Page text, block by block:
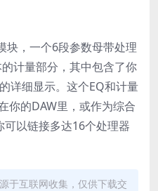
块，一个6段参数母带处理
计量部分，其中包含了你
详细显示。这个EQ和计量
你的DAW里，或作为综合
可以链接多达16个处理器
于互联网收集，仅供下载交